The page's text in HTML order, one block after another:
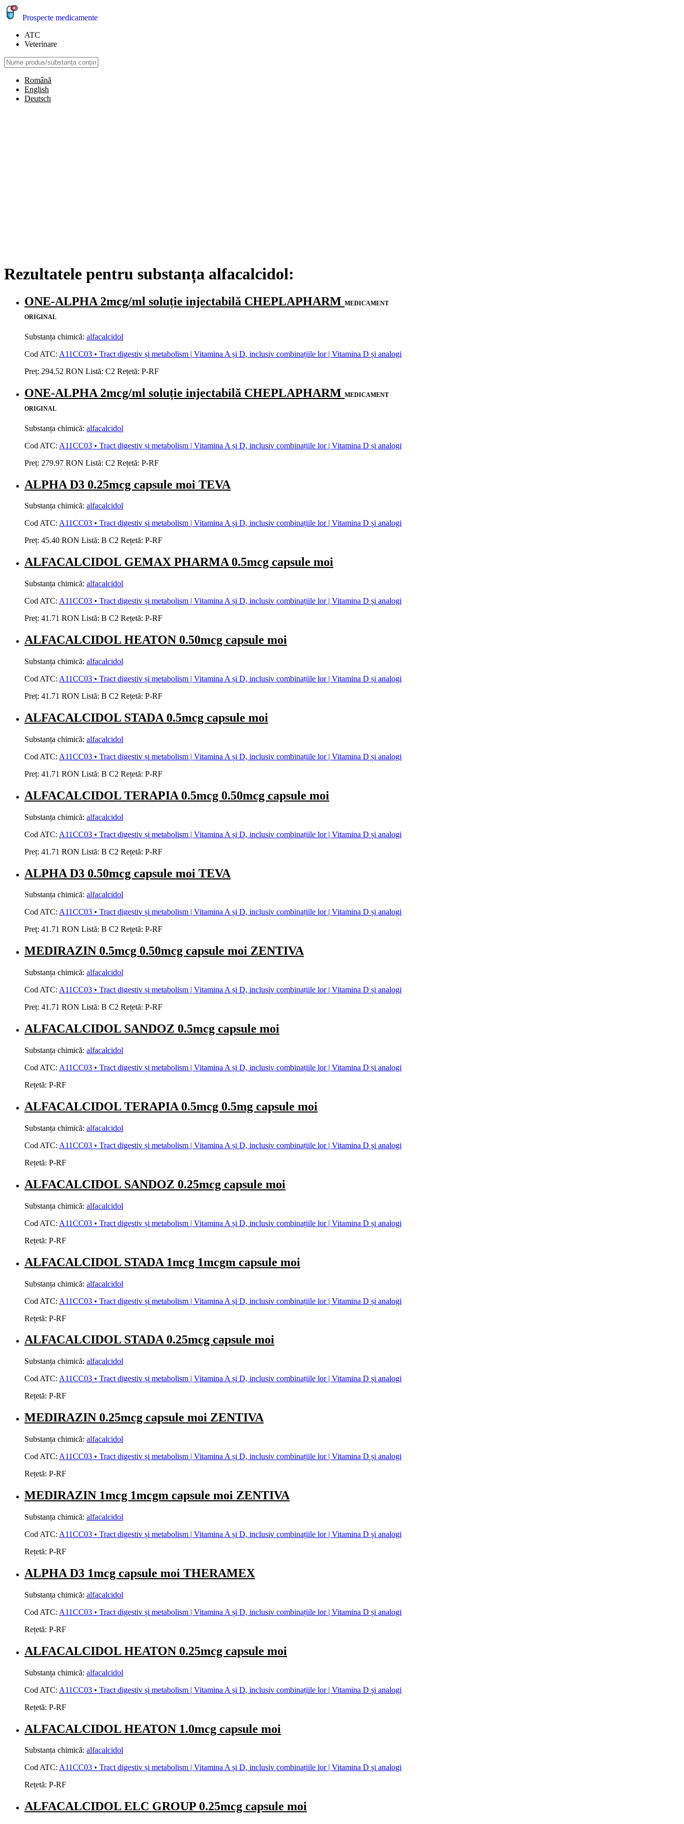
Prospecte medicamente
ATC
Veterinare
Română
English
Deutsch
Rezultatele pentru substanța alfacalcidol:
ONE-ALPHA 2mcg/ml soluție injectabilă CHEPLAPHARM MEDICAMENT
ORIGINAL
Substanța chimică: alfacalcidol
Cod ATC: A11CC03 • Tract digestiv și metabolism | Vitamina A și D, inclusiv combinațiile lor | Vitamina D și analogi
Preț: 294.52 RON Listă: C2 Rețetă: P-RF
ONE-ALPHA 2mcg/ml soluție injectabilă CHEPLAPHARM MEDICAMENT
ORIGINAL
Substanța chimică: alfacalcidol
Cod ATC: A11CC03 • Tract digestiv și metabolism | Vitamina A și D, inclusiv combinațiile lor | Vitamina D și analogi
Preț: 279.97 RON Listă: C2 Rețetă: P-RF
ALPHA D3 0.25mcg capsule moi TEVA
Substanța chimică: alfacalcidol
Cod ATC: A11CC03 • Tract digestiv și metabolism | Vitamina A și D, inclusiv combinațiile lor | Vitamina D și analogi
Preț: 45.40 RON Listă: B C2 Rețetă: P-RF
ALFACALCIDOL GEMAX PHARMA 0.5mcg capsule moi
Substanța chimică: alfacalcidol
Cod ATC: A11CC03 • Tract digestiv și metabolism | Vitamina A și D, inclusiv combinațiile lor | Vitamina D și analogi
Preț: 41.71 RON Listă: B C2 Rețetă: P-RF
ALFACALCIDOL HEATON 0.50mcg capsule moi
Substanța chimică: alfacalcidol
Cod ATC: A11CC03 • Tract digestiv și metabolism | Vitamina A și D, inclusiv combinațiile lor | Vitamina D și analogi
Preț: 41.71 RON Listă: B C2 Rețetă: P-RF
ALFACALCIDOL STADA 0.5mcg capsule moi
Substanța chimică: alfacalcidol
Cod ATC: A11CC03 • Tract digestiv și metabolism | Vitamina A și D, inclusiv combinațiile lor | Vitamina D și analogi
Preț: 41.71 RON Listă: B C2 Rețetă: P-RF
ALFACALCIDOL TERAPIA 0.5mcg 0.50mcg capsule moi
Substanța chimică: alfacalcidol
Cod ATC: A11CC03 • Tract digestiv și metabolism | Vitamina A și D, inclusiv combinațiile lor | Vitamina D și analogi
Preț: 41.71 RON Listă: B C2 Rețetă: P-RF
ALPHA D3 0.50mcg capsule moi TEVA
Substanța chimică: alfacalcidol
Cod ATC: A11CC03 • Tract digestiv și metabolism | Vitamina A și D, inclusiv combinațiile lor | Vitamina D și analogi
Preț: 41.71 RON Listă: B C2 Rețetă: P-RF
MEDIRAZIN 0.5mcg 0.50mcg capsule moi ZENTIVA
Substanța chimică: alfacalcidol
Cod ATC: A11CC03 • Tract digestiv și metabolism | Vitamina A și D, inclusiv combinațiile lor | Vitamina D și analogi
Preț: 41.71 RON Listă: B C2 Rețetă: P-RF
ALFACALCIDOL SANDOZ 0.5mcg capsule moi
Substanța chimică: alfacalcidol
Cod ATC: A11CC03 • Tract digestiv și metabolism | Vitamina A și D, inclusiv combinațiile lor | Vitamina D și analogi
Rețetă: P-RF
ALFACALCIDOL TERAPIA 0.5mcg 0.5mg capsule moi
Substanța chimică: alfacalcidol
Cod ATC: A11CC03 • Tract digestiv și metabolism | Vitamina A și D, inclusiv combinațiile lor | Vitamina D și analogi
Rețetă: P-RF
ALFACALCIDOL SANDOZ 0.25mcg capsule moi
Substanța chimică: alfacalcidol
Cod ATC: A11CC03 • Tract digestiv și metabolism | Vitamina A și D, inclusiv combinațiile lor | Vitamina D și analogi
Rețetă: P-RF
ALFACALCIDOL STADA 1mcg 1mcgm capsule moi
Substanța chimică: alfacalcidol
Cod ATC: A11CC03 • Tract digestiv și metabolism | Vitamina A și D, inclusiv combinațiile lor | Vitamina D și analogi
Rețetă: P-RF
ALFACALCIDOL STADA 0.25mcg capsule moi
Substanța chimică: alfacalcidol
Cod ATC: A11CC03 • Tract digestiv și metabolism | Vitamina A și D, inclusiv combinațiile lor | Vitamina D și analogi
Rețetă: P-RF
MEDIRAZIN 0.25mcg capsule moi ZENTIVA
Substanța chimică: alfacalcidol
Cod ATC: A11CC03 • Tract digestiv și metabolism | Vitamina A și D, inclusiv combinațiile lor | Vitamina D și analogi
Rețetă: P-RF
MEDIRAZIN 1mcg 1mcgm capsule moi ZENTIVA
Substanța chimică: alfacalcidol
Cod ATC: A11CC03 • Tract digestiv și metabolism | Vitamina A și D, inclusiv combinațiile lor | Vitamina D și analogi
Rețetă: P-RF
ALPHA D3 1mcg capsule moi THERAMEX
Substanța chimică: alfacalcidol
Cod ATC: A11CC03 • Tract digestiv și metabolism | Vitamina A și D, inclusiv combinațiile lor | Vitamina D și analogi
Rețetă: P-RF
ALFACALCIDOL HEATON 0.25mcg capsule moi
Substanța chimică: alfacalcidol
Cod ATC: A11CC03 • Tract digestiv și metabolism | Vitamina A și D, inclusiv combinațiile lor | Vitamina D și analogi
Rețetă: P-RF
ALFACALCIDOL HEATON 1.0mcg capsule moi
Substanța chimică: alfacalcidol
Cod ATC: A11CC03 • Tract digestiv și metabolism | Vitamina A și D, inclusiv combinațiile lor | Vitamina D și analogi
Rețetă: P-RF
ALFACALCIDOL ELC GROUP 0.25mcg capsule moi